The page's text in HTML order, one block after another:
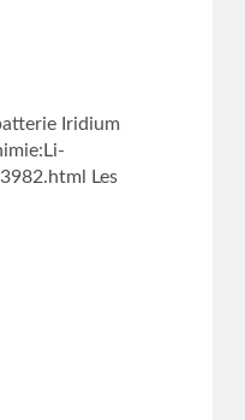
Iridium
Les